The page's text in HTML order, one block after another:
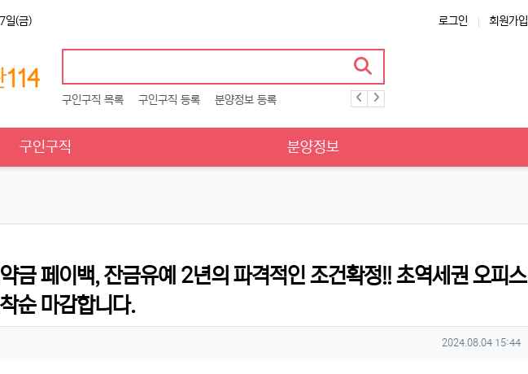
일(금) 로그인 회원가입
구인구직 목록 구인구직 등록 분양정보 등록
구인구직 분양정보
금 페이백, 잔금유예 2년의 파격적인 조건확정!! 초역세권 오피스
순 마감합니다.
작성일
2024.08.04 15:44